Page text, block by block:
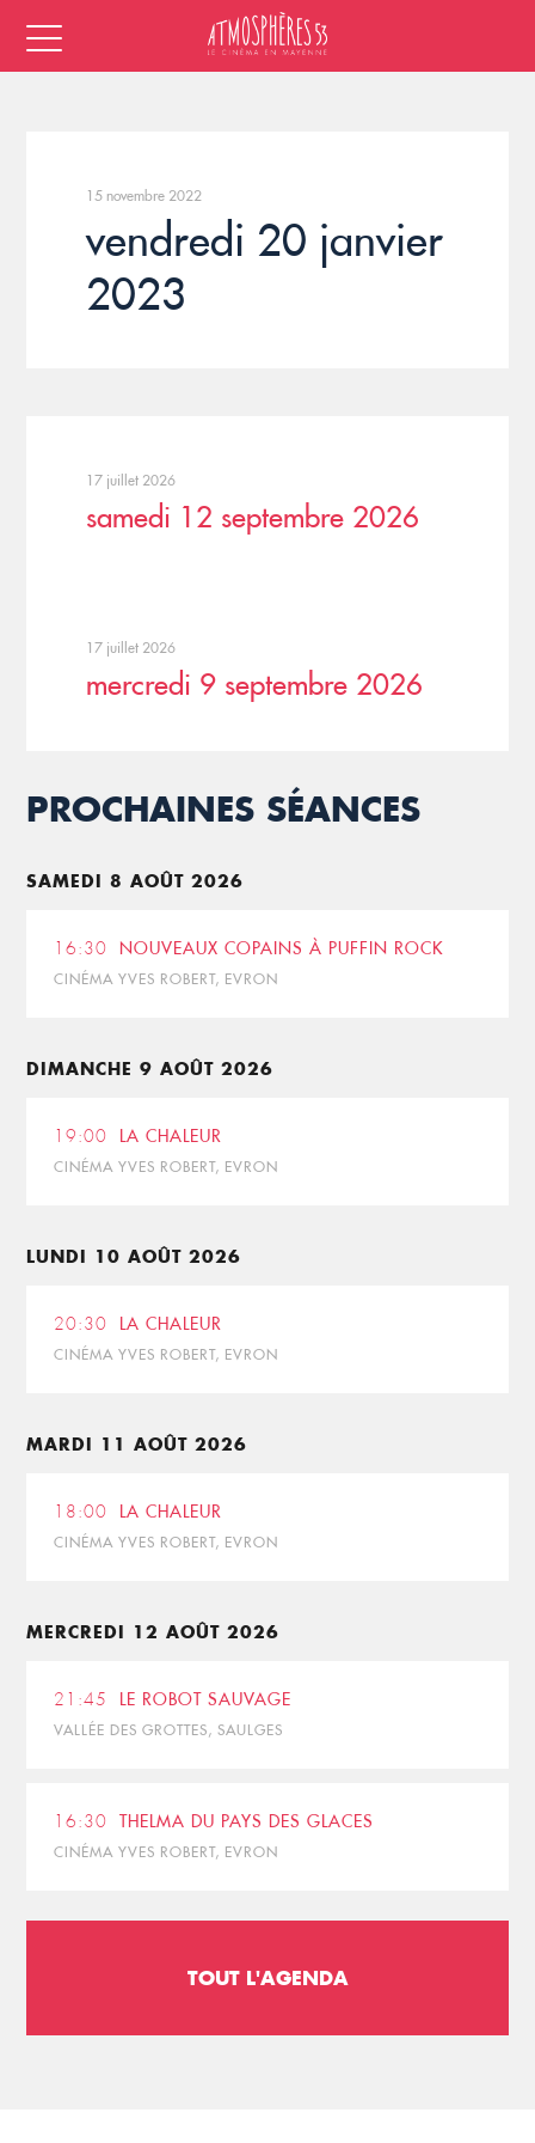
15 novembre 2022
vendredi 20 janvier
2023
17 juillet 2026
samedi 12 septembre 2026
17 juillet 2026
mercredi 9 septembre 2026
PROCHAINES SÉANCES
SAMEDI 8 AOÛT 2026
16:30 NOUVEAUX COPAINS À PUFFIN ROCK
CINÉMA YVES ROBERT, EVRON
DIMANCHE 9 AOÛT 2026
19:00 LA CHALEUR
CINÉMA YVES ROBERT, EVRON
LUNDI 10 AOÛT 2026
20:30 LA CHALEUR
CINÉMA YVES ROBERT, EVRON
MARDI 11 AOÛT 2026
18:00 LA CHALEUR
CINÉMA YVES ROBERT, EVRON
MERCREDI 12 AOÛT 2026
21:45 LE ROBOT SAUVAGE
VALLÉE DES GROTTES, SAULGES
16:30 THELMA DU PAYS DES GLACES
CINÉMA YVES ROBERT, EVRON
TOUT L'AGENDA